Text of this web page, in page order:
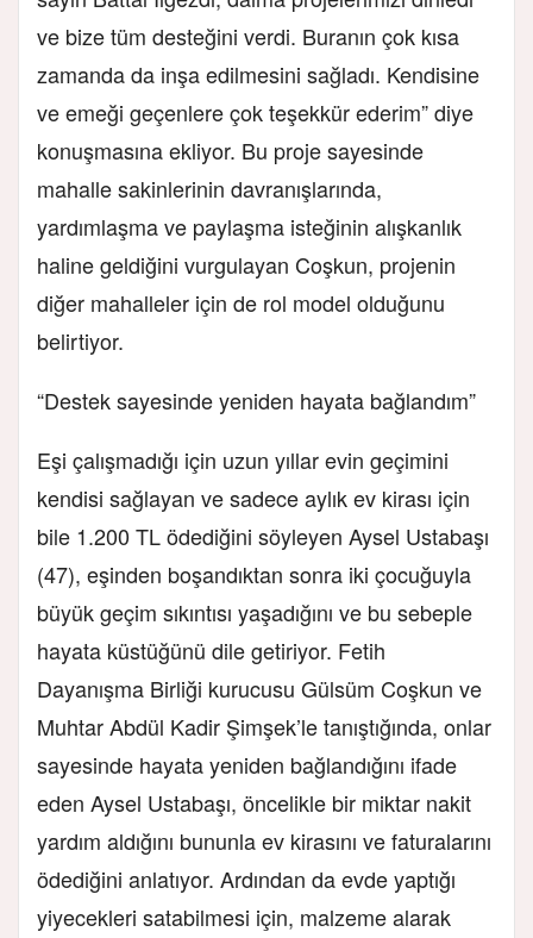
ve bize tüm desteğini verdi. Buranın çok kısa
zamanda da inşa edilmesini sağladı. Kendisine
ve emeği geçenlere çok teşekkür ederim” diye
konuşmasına ekliyor. Bu proje sayesinde
mahalle sakinlerinin davranışlarında,
yardımlaşma ve paylaşma isteğinin alışkanlık
haline geldiğini vurgulayan Coşkun, projenin
diğer mahalleler için de rol model olduğunu
belirtiyor.
“Destek sayesinde yeniden hayata bağlandım”
Eşi çalışmadığı için uzun yıllar evin geçimini
kendisi sağlayan ve sadece aylık ev kirası için
bile 1.200 TL ödediğini söyleyen Aysel Ustabaşı
(47), eşinden boşandıktan sonra iki çocuğuyla
büyük geçim sıkıntısı yaşadığını ve bu sebeple
hayata küstüğünü dile getiriyor. Fetih
Dayanışma Birliği kurucusu Gülsüm Coşkun ve
Muhtar Abdül Kadir Şimşek’le tanıştığında, onlar
sayesinde hayata yeniden bağlandığını ifade
eden Aysel Ustabaşı, öncelikle bir miktar nakit
yardım aldığını bununla ev kirasını ve faturalarını
ödediğini anlatıyor. Ardından da evde yaptığı
yiyecekleri satabilmesi için, malzeme alarak